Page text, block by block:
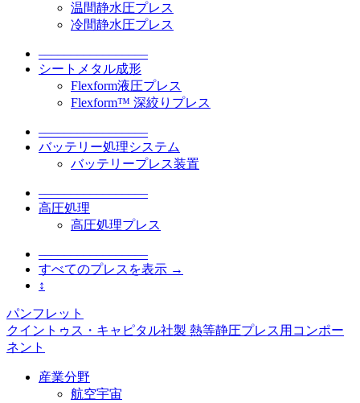
温間静水圧プレス
冷間静水圧プレス
–––––––––––––––––
シートメタル成形
Flexform液圧プレス
Flexform™ 深絞りプレス
–––––––––––––––––
バッテリー処理システム
バッテリープレス装置
–––––––––––––––––
高圧処理
高圧処理プレス
–––––––––––––––––
すべてのプレスを表示 →
↕
パンフレット
クイントゥス・キャピタル社製 熱等静圧プレス用コンポー
ネント
産業分野
航空宇宙